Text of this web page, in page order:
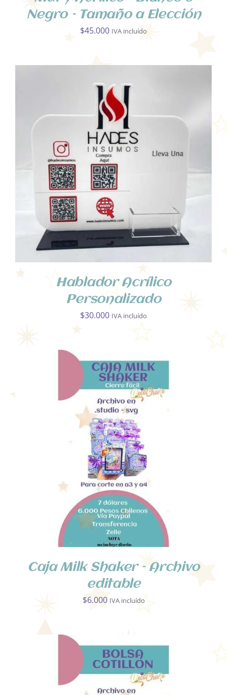
Negro – Tamaño a Elección
$45.000 IVA incluído
SELECCIONAR OPCIONES
ESTE
PRODUCTO
VARIANTES.
LAS
OPCIONES
SE
PUEDEN
ELEGIR
LA
PÁGINA
DE
DETALLES
Hablador Acrílico
Personalizado
$30.000 IVA incluído
AÑADIR AL CARRITO
Caja Milk Shaker – Archivo
editable
$6.000 IVA incluído